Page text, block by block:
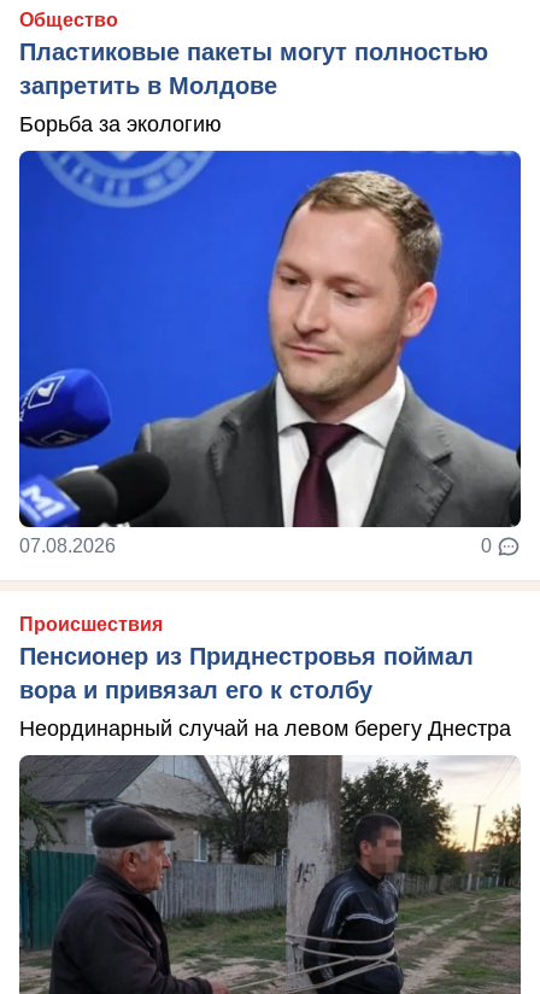
Общество
Пластиковые пакеты могут полностью
запретить в Молдове
Борьба за экологию
07.08.2026 0
Происшествия
Пенсионер из Приднестровья поймал
вора и привязал его к столбу
Неординарный случай на левом берегу Днестра